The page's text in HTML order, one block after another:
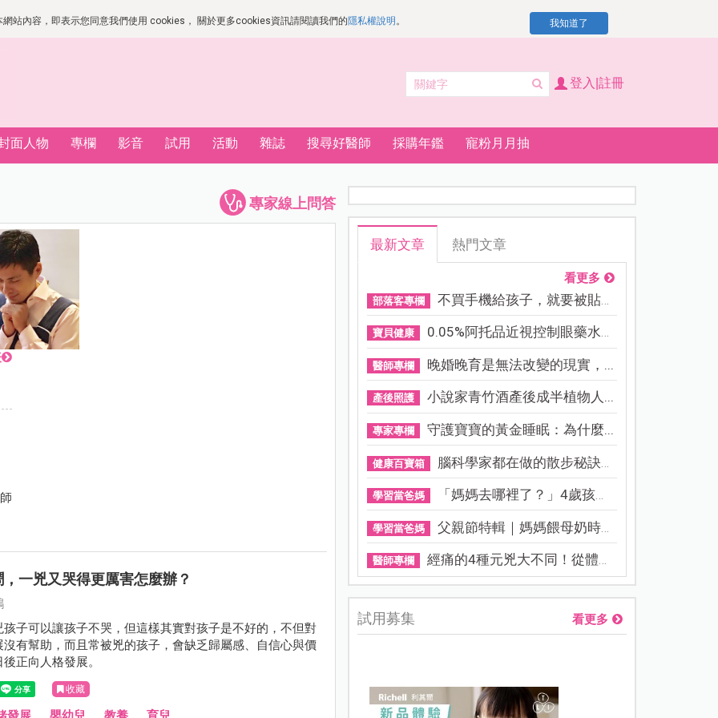
站內容，即表示您同意我們使用 cookies， 關於更多cookies資訊請閱讀我們的隱私權說明 。 我知道了
登入|註冊
面人物 專欄 影音 試用 活動 雜誌 搜尋好醫師 採購年鑑 寵粉月月抽
專家線上問答
一兇又哭得更厲害怎麼辦？
孩子可以讓孩子不哭，但這樣其實對孩子是不好的，不但對
沒有幫助，而且常被兇的孩子，會缺乏歸屬感、自信心與價
正向人格發展。
收藏
最新文章 熱門文章
看更多
部落客專欄 不買手機給孩子，就要被貼「...
寶貝健康 0.05%阿托品近視控制眼藥水納...
醫師專欄 晚婚晚育是無法改變的現實，...
產後照護 小說家青竹酒產後成半植物人...
專家專欄 守護寶寶的黃金睡眠：為什麼...
健康百寶箱 腦科學家都在做的散步秘訣！...
學習當爸媽 「媽媽去哪裡了？」4歲孩子還...
學習當爸媽 父親節特輯｜媽媽餵母奶時，...
醫師專欄 經痛的4種元兇大不同！從體質...
試用募集 看更多